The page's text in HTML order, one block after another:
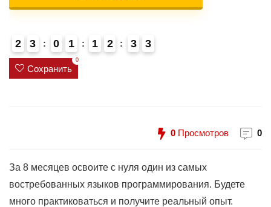
2 3 0 1 1 2 3 3
Сохранить
0
0 Просмотров 0
За 8 месяцев освоите с нуля один из самых
востребованных языков программирования. Будете
много практиковаться и получите реальный опыт.